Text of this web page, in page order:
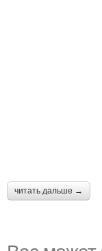
читать дальше →